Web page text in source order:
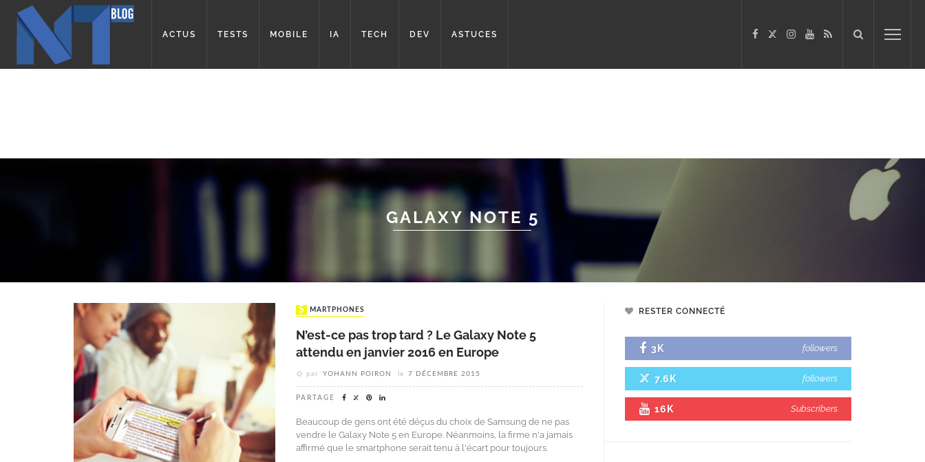
ACTUS TESTS MOBILE IA TECH DEV ASTUCES
GALAXY NOTE 5
SMARTPHONES
N’est-ce pas trop tard ? Le Galaxy Note 5
attendu en janvier 2016 en Europe
par YOHANN POIRON le 7 DÉCEMBRE 2015
PARTAGE
Beaucoup de gens ont été déçus du choix de Samsung de ne pas
vendre le Galaxy Note 5 en Europe. Néanmoins, la firme n'a jamais
affirmé que le smartphone serait tenu à l'écart pour toujours.
RESTER CONNECTÉ
3K followers
7.6K followers
16K Subscribers